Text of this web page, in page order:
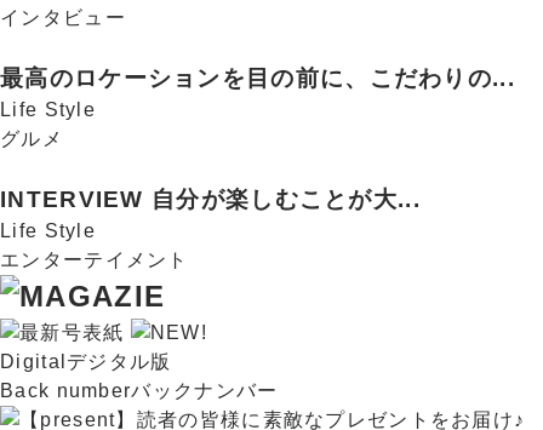
インタビュー
最高のロケーションを目の前に、こだわりの...
Life Style
グルメ
INTERVIEW 自分が楽しむことが大...
Life Style
エンターテイメント
Digital デジタル版
Back numberバックナンバー